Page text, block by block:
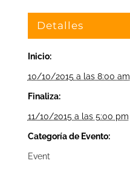
Detalles
Inicio:
10/10/2015 a las 8:00 am
Finaliza:
11/10/2015 a las 5:00 pm
Categoría de Evento:
Event